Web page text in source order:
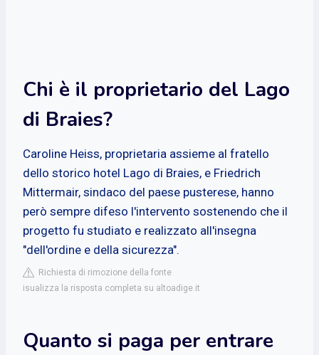
Chi è il proprietario del Lago
di Braies?
Caroline Heiss, proprietaria assieme al fratello
dello storico hotel Lago di Braies, e Friedrich
Mittermair, sindaco del paese pusterese, hanno
però sempre difeso l'intervento sostenendo che il
progetto fu studiato e realizzato all'insegna
"dell'ordine e della sicurezza".
Richiesta di rimozione della fonte
isualizza la risposta completa su altoadige.it
Quanto si paga per entrare